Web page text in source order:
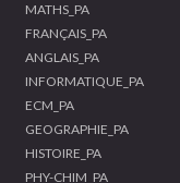
MATHS_PA
FRANÇAIS_PA
ANGLAIS_PA
INFORMATIQUE_PA
ECM_PA
GEOGRAPHIE_PA
HISTOIRE_PA
PHY-CHIM_PA